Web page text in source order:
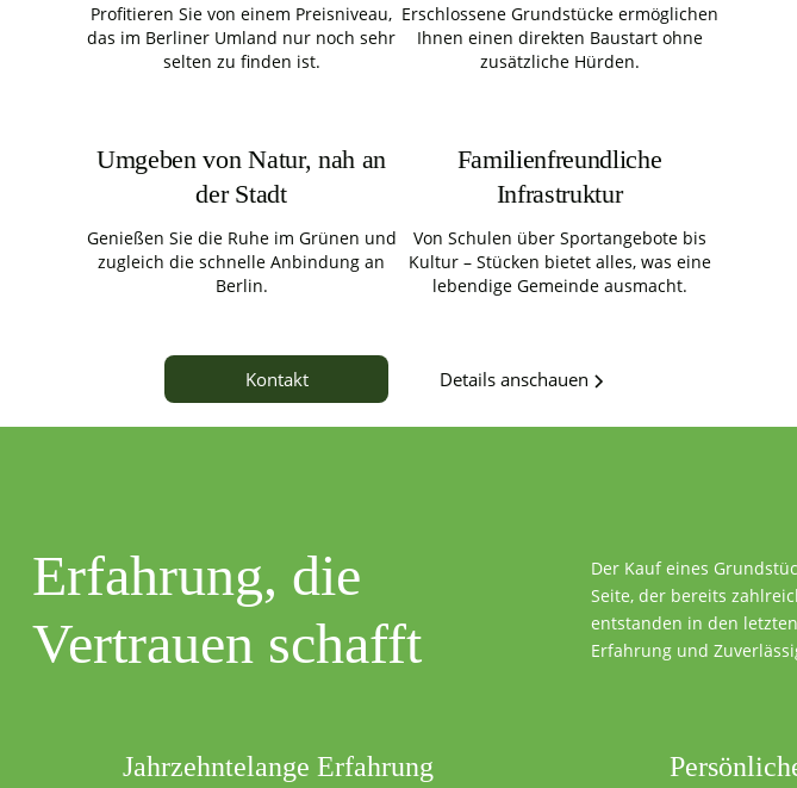
Profitieren Sie von einem Preisniveau,
das im Berliner Umland nur noch sehr
selten zu finden ist.
Erschlossene Grundstücke ermöglichen
Ihnen einen direkten Baustart ohne
zusätzliche Hürden.
Umgeben von Natur, nah an
der Stadt
Genießen Sie die Ruhe im Grünen und
zugleich die schnelle Anbindung an
Berlin.
Familienfreundliche
Infrastruktur
Von Schulen über Sportangebote bis
Kultur – Stücken bietet alles, was eine
lebendige Gemeinde ausmacht.
Kontakt Details anschauen
Erfahrung, die
Vertrauen schafft
Der Kauf eines
Seite, der bereits
entstanden in den
Erfahrung und
Jahrzehntelange Erfahrung